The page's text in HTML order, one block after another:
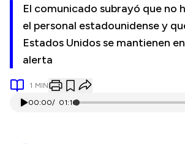
El comunicado subrayó que no
el personal estadounidense y
Estados Unidos se mantienen
alerta
1 MIN
00:00/ 01:16